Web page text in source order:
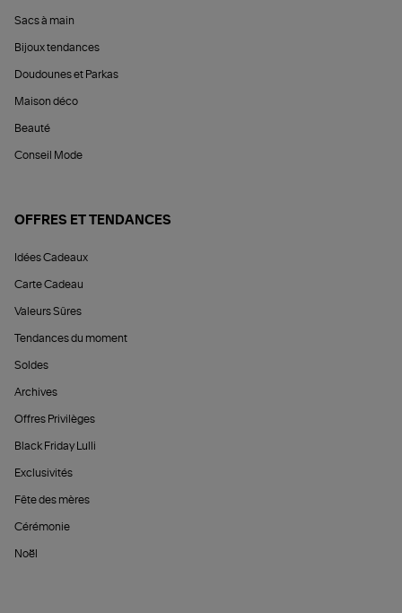
Sacs à main
Bijoux tendances
Doudounes et Parkas
Maison déco
Beauté
Conseil Mode
OFFRES ET TENDANCES
Idées Cadeaux
Carte Cadeau
Valeurs Sûres
Tendances du moment
Soldes
Archives
Offres Privilèges
Black Friday Lulli
Exclusivités
Fête des mères
Cérémonie
Noël